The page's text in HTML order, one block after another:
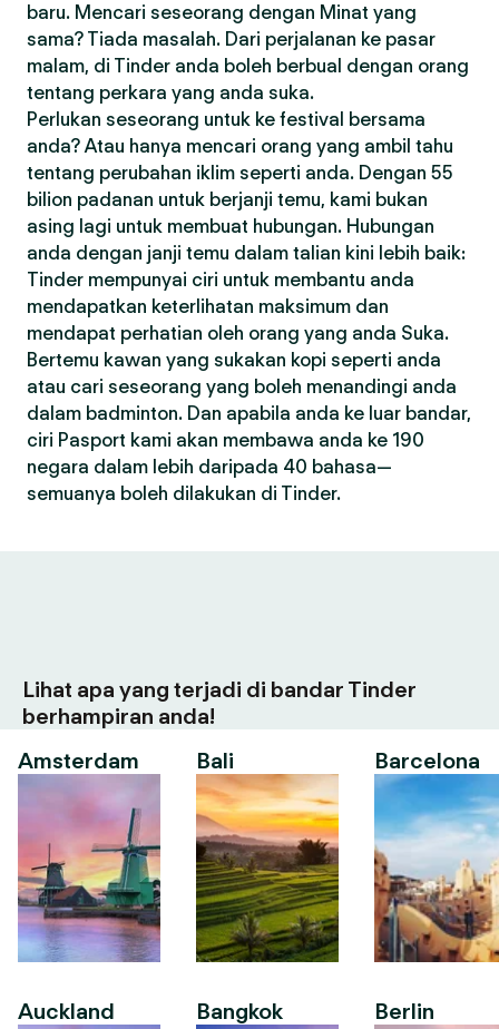
baru. Mencari seseorang dengan Minat yang
sama? Tiada masalah. Dari perjalanan ke pasar
malam, di Tinder anda boleh berbual dengan orang
tentang perkara yang anda suka.
Perlukan seseorang untuk ke festival bersama
anda? Atau hanya mencari orang yang ambil tahu
tentang perubahan iklim seperti anda. Dengan 55
bilion padanan untuk berjanji temu, kami bukan
asing lagi untuk membuat hubungan. Hubungan
anda dengan janji temu dalam talian kini lebih baik:
Tinder mempunyai ciri untuk membantu anda
mendapatkan keterlihatan maksimum dan
mendapat perhatian oleh orang yang anda Suka.
Bertemu kawan yang sukakan kopi seperti anda
atau cari seseorang yang boleh menandingi anda
dalam badminton. Dan apabila anda ke luar bandar,
ciri Pasport kami akan membawa anda ke 190
negara dalam lebih daripada 40 bahasa—
semuanya boleh dilakukan di Tinder.
Lihat apa yang terjadi di bandar Tinder
berhampiran anda!
Amsterdam
Auckland
Bali
Bangkok
Barcelona
Berlin